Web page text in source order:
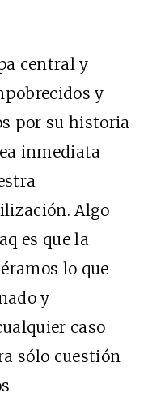
central y
y
por su historia
inmediata
Algo
es que la
lo que
y
caso
sólo cuestión